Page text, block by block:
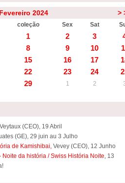
Fevereiro 2024 >
coleção Sex Sat
1 2 3
8 9 10
15 16 17
22 23 24
29 1 2
Veytaux (CEO), 19 Abril
(GE), 29 juin au 3 Julho
de Kamishibai, Vevey (CEO), 12 Junho
da história / Swiss História Noite, 13